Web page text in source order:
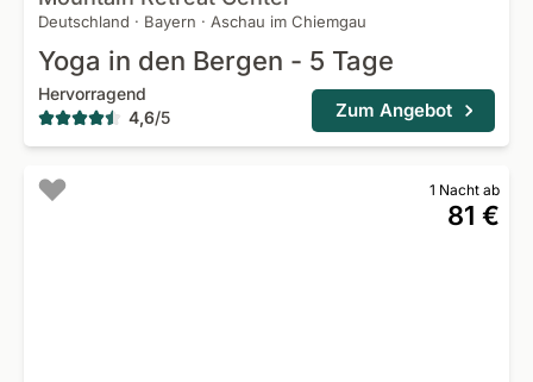
Deutschland · Bayern · Aschau im Chiemgau
Yoga in den Bergen - 5 Tage
Hervorragend
4,6/5 Zum Angebot
1 Nacht ab
81 €